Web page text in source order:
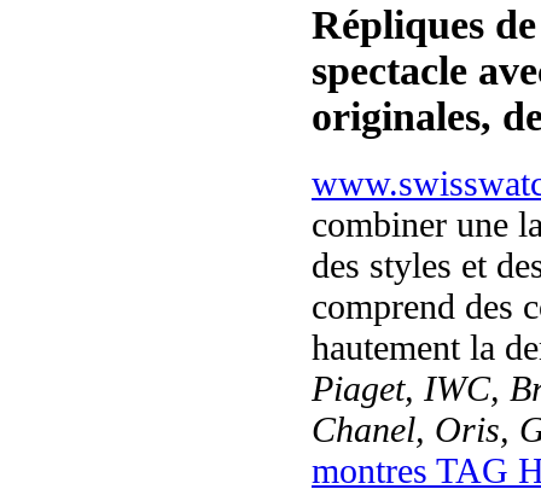
Répliques
spectacle
originales,
combiner une
des styles et
comprend des
hautement la
Piaget, IWC,
Chanel, Oris,
montres TAG